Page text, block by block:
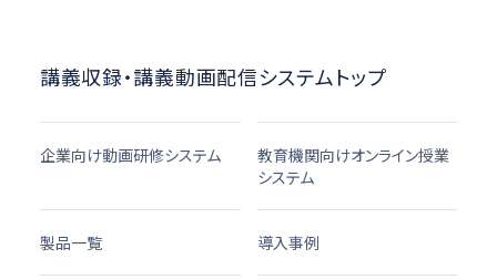
講義収録・講義動画配信システムトップ
企業向け動画研修システム
教育機関向けオンライン授業
システム
製品一覧 導入事例